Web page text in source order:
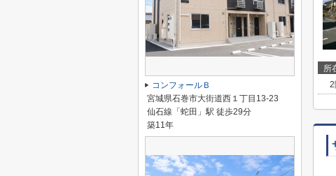
所
2
コンフォールＢ
宮城県石巻市大街道西１丁目13-23
仙石線「蛇田」駅 徒歩29分
築11年